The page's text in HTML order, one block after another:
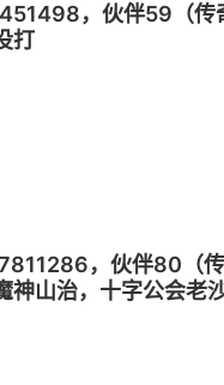
，伙伴59（传
打
，伙伴80（
神山治，十字公会老